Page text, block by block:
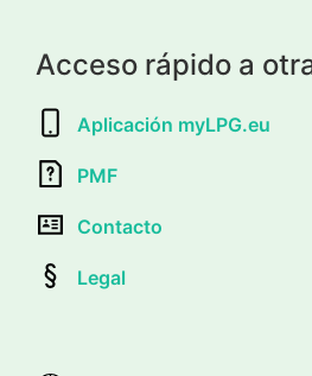
Acceso rápido a
Aplicación myLPG.eu
PMF
Contacto
Legal